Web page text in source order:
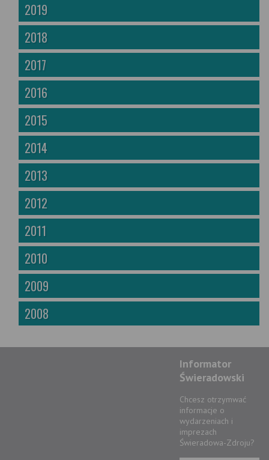
2019
2018
2017
2016
2015
2014
2013
2012
2011
2010
2009
2008
Informator
Świeradowski
Chcesz otrzymwać
informacje o
wydarzeniach i
imprezach
Świeradowa-Zdroju?